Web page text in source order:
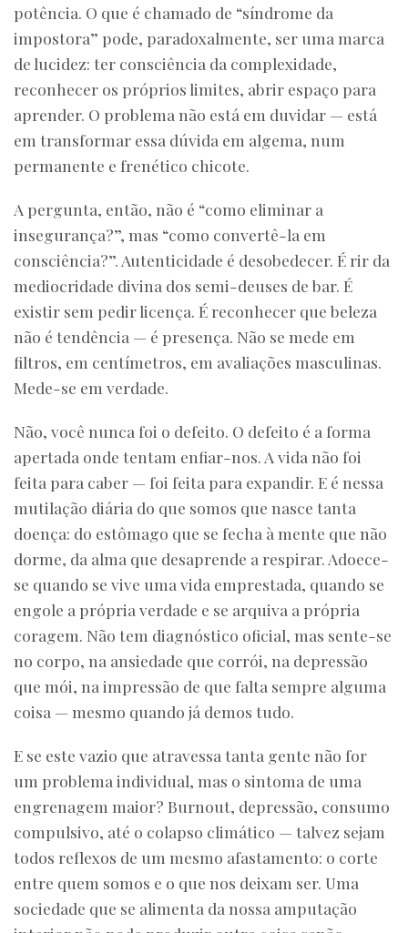
potência. O que é chamado de “síndrome da
impostora” pode, paradoxalmente, ser uma marca
de lucidez: ter consciência da complexidade,
reconhecer os próprios limites, abrir espaço para
aprender. O problema não está em duvidar — está
em transformar essa dúvida em algema, num
permanente e frenético chicote.
A pergunta, então, não é “como eliminar a
insegurança?”, mas “como convertê-la em
consciência?”. Autenticidade é desobedecer. É rir da
mediocridade divina dos semi-deuses de bar. É
existir sem pedir licença. É reconhecer que beleza
não é tendência — é presença. Não se mede em
filtros, em centímetros, em avaliações masculinas.
Mede-se em verdade.
Não, você nunca foi o defeito. O defeito é a forma
apertada onde tentam enfiar-nos. A vida não foi
feita para caber — foi feita para expandir. E é nessa
mutilação diária do que somos que nasce tanta
doença: do estômago que se fecha à mente que não
dorme, da alma que desaprende a respirar. Adoece-
se quando se vive uma vida emprestada, quando se
engole a própria verdade e se arquiva a própria
coragem. Não tem diagnóstico oficial, mas sente-se
no corpo, na ansiedade que corrói, na depressão
que mói, na impressão de que falta sempre alguma
coisa — mesmo quando já demos tudo.
E se este vazio que atravessa tanta gente não for
um problema individual, mas o sintoma de uma
engrenagem maior? Burnout, depressão, consumo
compulsivo, até o colapso climático — talvez sejam
todos reflexos de um mesmo afastamento: o corte
entre quem somos e o que nos deixam ser. Uma
sociedade que se alimenta da nossa amputação